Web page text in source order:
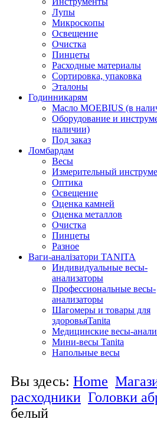
Лупы
Микроскопы
Освещение
Очистка
Пинцеты
Расходные материалы
Сортировка, упаковка
Эталоны
Годинникарям
Масло MOEBIUS (в
Оборудование и
наличии)
Под заказ
Ломбардам
Весы
Измерительный
Оптика
Освещение
Оценка камней
Оценка металлов
Очистка
Пинцеты
Разное
Ваги-аналізатори TANITA
Индивидуальные весы-
анализаторы
Профессиональные весы-
анализаторы
Шагомеры и товары для
здоровьяTanita
Медицинские весы-
Мини-весы Tanita
Напольные весы
Вы здесь: Home
расходники Головки
белый